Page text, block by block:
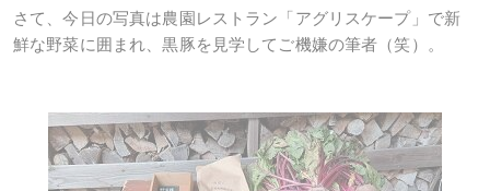
さて、今日の写真は農園レストラン「アグリスケープ」で新
鮮な野菜に囲まれ、黒豚を見学してご機嫌の筆者（笑）。